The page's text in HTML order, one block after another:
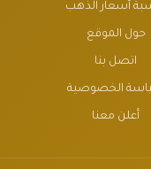
أسعار الذهب
حول الموقع
اتصل بنا
الخصوصية
أعلن معنا